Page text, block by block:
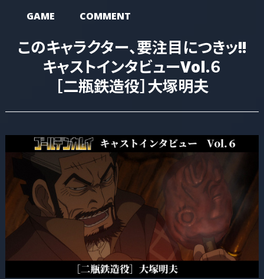
GAME
COMMENT
このキャラクター、要注目につきッ!!
キャストインタビューVol.６
［二瓶鉄造役］大塚明夫